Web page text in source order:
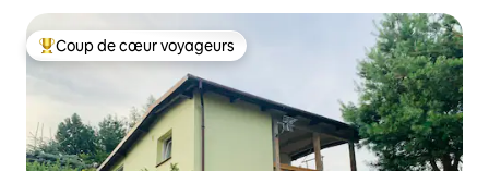
Coups de cœur voyageurs les plus appréciés
Coup de cœur voyageurs